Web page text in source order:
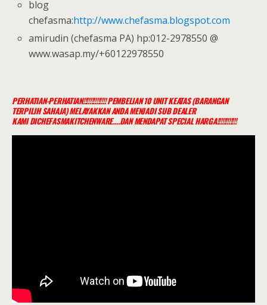
blog
chefasma:http://www.chefasma.blogspot.com
amirudin (chefasma PA) hp:012-2978550 @
www.wasap.my/+60122978550
PERHATIAN-PERHATIAN!!!!!!!!!!!!!! PEMBELIAN 10 UNIT KEATAS (BARANGAN
TERPILIH SAHAJA) MELAYAKKAN ANDA MENJADI SUB DEALER
KAMI DICHEFASMAKITCHENWARE….DAN MENDAPAT SPECIAL HARGA!!!!!!!!!!!!